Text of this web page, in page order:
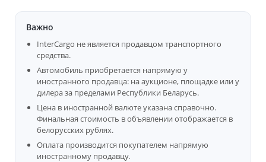
Важно
InterCargo не является продавцом транспортного
средства.
Автомобиль приобретается напрямую у
иностранного продавца: на аукционе, площадке или у
дилера за пределами Республики Беларусь.
Цена в иностранной валюте указана справочно.
Финальная стоимость в объявлении отображается в
белорусских рублях.
Оплата производится покупателем напрямую
иностранному продавцу.